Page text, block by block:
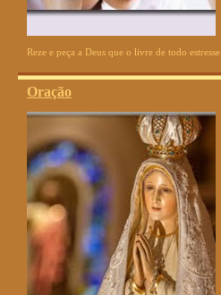
Reze e peça a Deus que o livre de todo estresse
Oração